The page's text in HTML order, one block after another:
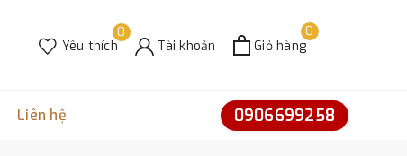
0
Yêu thích Tài khoản
0
Giỏ hàng
Liên hệ 0906699258